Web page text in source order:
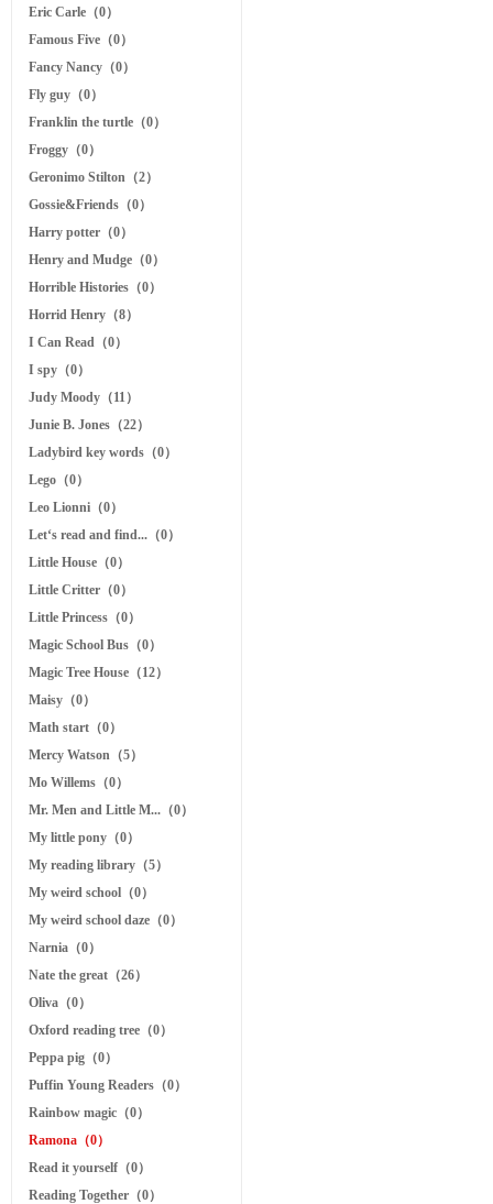
Eric Carle（0）
Famous Five（0）
Fancy Nancy（0）
Fly guy（0）
Franklin the turtle（0）
Froggy（0）
Geronimo Stilton（2）
Gossie&Friends（0）
Harry potter（0）
Henry and Mudge（0）
Horrible Histories（0）
Horrid Henry（8）
I Can Read（0）
I spy（0）
Judy Moody（11）
Junie B. Jones（22）
Ladybird key words（0）
Lego（0）
Leo Lionni（0）
Let‘s read and find...（0）
Little House（0）
Little Critter（0）
Little Princess（0）
Magic School Bus（0）
Magic Tree House（12）
Maisy（0）
Math start（0）
Mercy Watson（5）
Mo Willems（0）
Mr. Men and Little M...（0）
My little pony（0）
My reading library（5）
My weird school（0）
My weird school daze（0）
Narnia（0）
Nate the great（26）
Oliva（0）
Oxford reading tree（0）
Peppa pig（0）
Puffin Young Readers（0）
Rainbow magic（0）
Ramona（0）
Read it yourself（0）
Reading Together（0）